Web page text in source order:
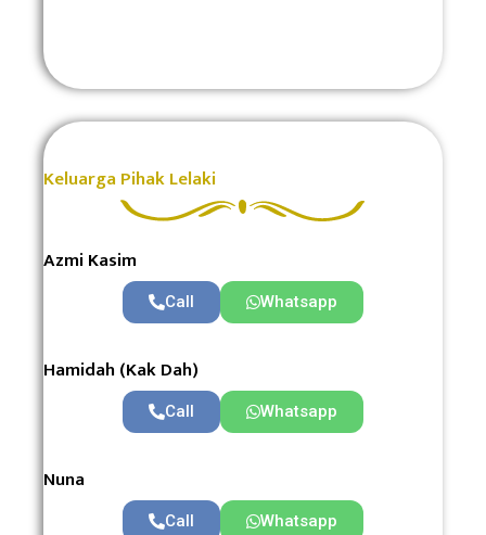
Keluarga Pihak Lelaki
Azmi Kasim
Call Whatsapp
Hamidah (Kak Dah)
Call Whatsapp
Nuna
Call Whatsapp